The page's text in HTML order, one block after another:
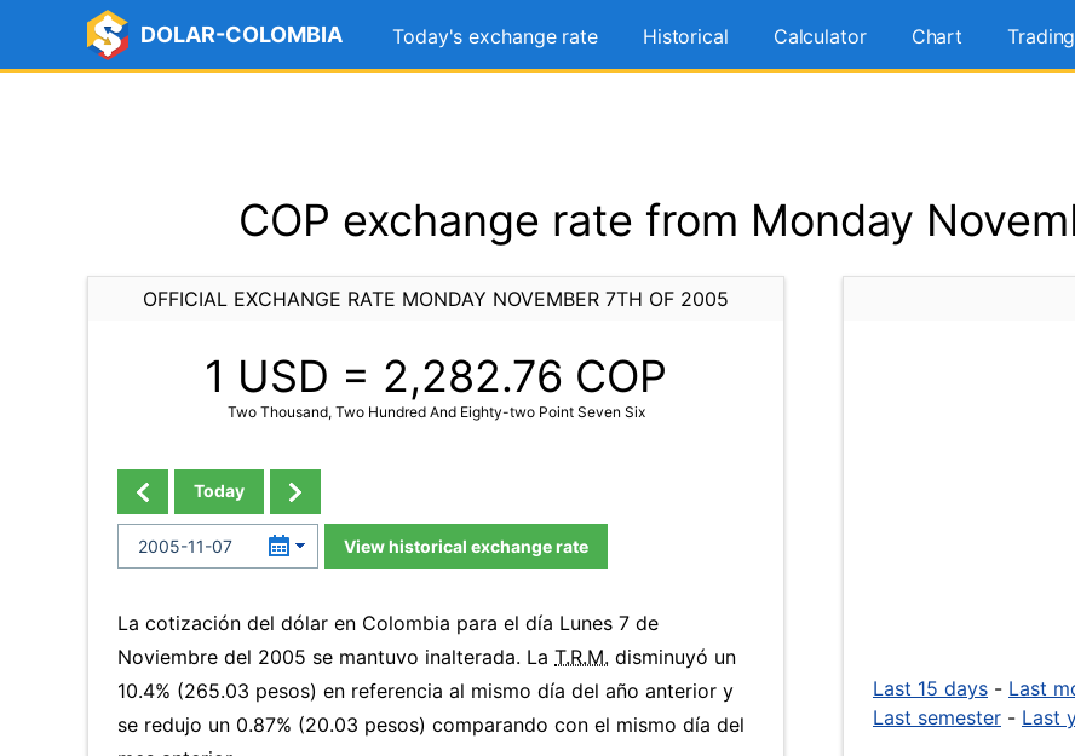
DOLAR-COLOMBIA Today's exchange rate Historical Calculator Chart Trading
COP exchange rate from Monday
OFFICIAL EXCHANGE RATE MONDAY NOVEMBER 7TH OF 2005
1 USD = 2,282.76 COP
Two Thousand, Two Hundred And Eighty-two Point Seven Six
Today
View historical exchange rate
La cotización del dólar en Colombia para el día Lunes 7 de
Noviembre del 2005 se mantuvo inalterada. La T.R.M. disminuyó un
10.4% (265.03 pesos) en referencia al mismo día del año anterior y
se redujo un 0.87% (20.03 pesos) comparando con el mismo día del
Last 15 days - Last
Last semester - Last